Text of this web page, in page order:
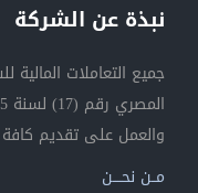
نبذة عن الشركة
جميع التعاملات
والعمل على تقديم
مــن نحــــن